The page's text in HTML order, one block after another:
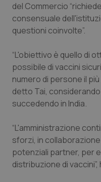
Quotidiano
Quotidiano
Quotidiano
Rene &
Sangue &
Tiroide
del Commercio
consensuale
questioni coinvolte”.
“L'obiettivo è quello di
possibile di vaccini
numero di persone il
detto Tai,
succedendo in India.
“L'amministrazione
sforzi, in
potenziali partner, per
distribuzione di